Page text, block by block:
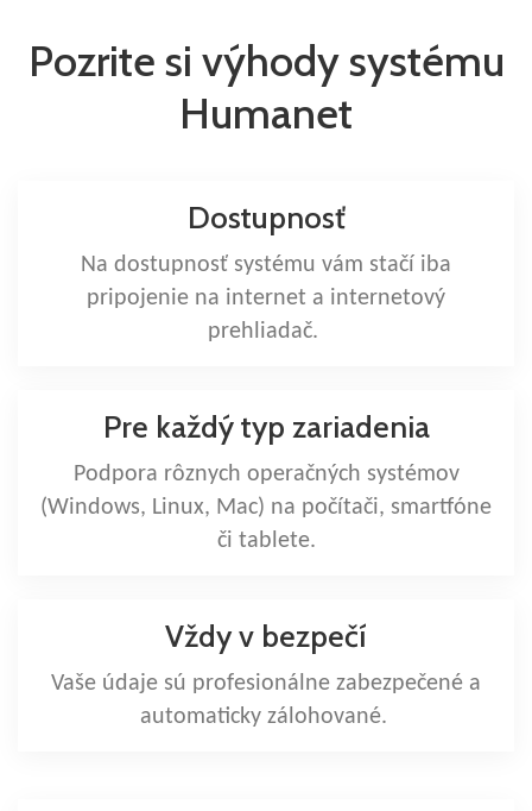
Pozrite si výhody systému
Humanet
Dostupnosť
Na dostupnosť systému vám stačí iba
pripojenie na internet a internetový
prehliadač.
Pre každý typ zariadenia
Podpora rôznych operačných systémov
(Windows, Linux, Mac) na počítači, smartfóne
či tablete.
Vždy v bezpečí
Vaše údaje sú profesionálne zabezpečené a
automaticky zálohované.